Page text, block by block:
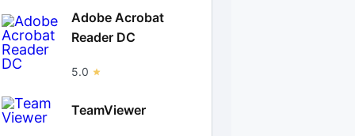
Adobe Acrobat
Reader DC
5.0
TeamViewer